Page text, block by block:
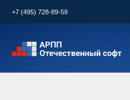
+7 (495) 728-89-59